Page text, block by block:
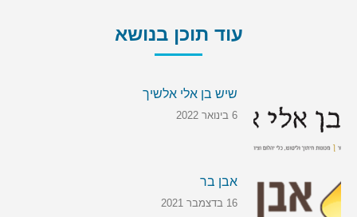
עוד תוכן בנושא
שיש בן אלי אלשיך
6 בינואר 2022
אבן בר
16 בדצמבר 2021